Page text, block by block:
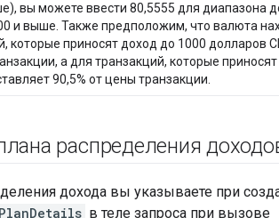
вы можете ввести 80,5555 для диапазона
и выше. Также предположим, что валюта
которые приносят доход до 1000 долларов
а для транзакций, которые
90,5% от цены транзакции.
распределения
дохода вы указываете при
в теле запроса при вызове